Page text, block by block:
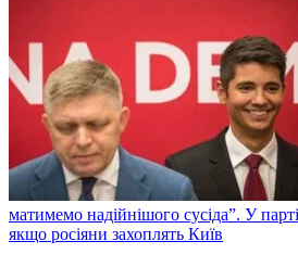
матимемо надійнішого сусіда”. У
якщо росіяни захоплять Київ